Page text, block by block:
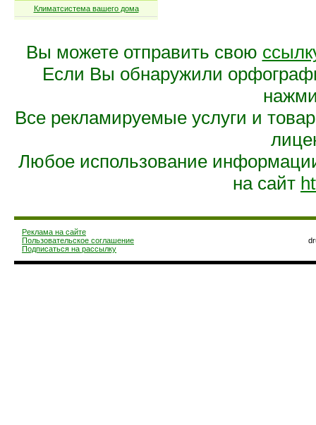
Климатсистема вашего дома
Вы можете отправить свою
Если Вы обнаружили
Все рекламируемые услуги и
Любое использование
на сайт
Реклама на сайте
Пользовательское соглашение
Подписаться на рассылку